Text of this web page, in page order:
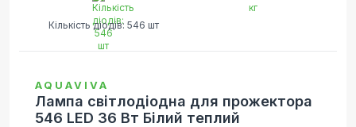
Кількість діодів: 546 шт
AQUAVIVA
Лампа світлодіодна для прожектора
546 LED 36 Вт Білий теплий